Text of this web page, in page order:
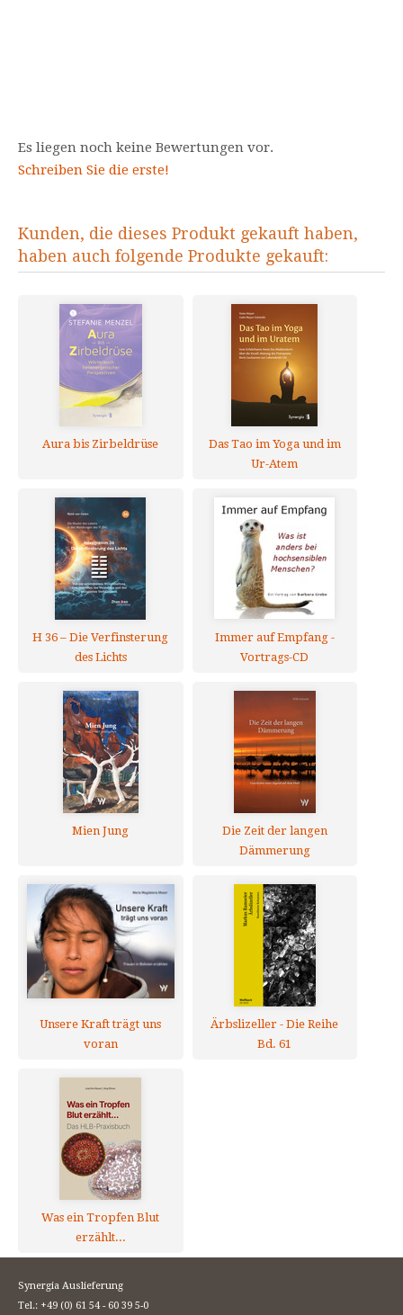
Es liegen noch keine Bewertungen vor.
Schreiben Sie die erste!
Kunden, die dieses Produkt gekauft haben,
haben auch folgende Produkte gekauft:
Aura bis Zirbeldrüse
Das Tao im Yoga und im
Ur-Atem
H 36 – Die Verfinsterung
des Lichts
Immer auf Empfang -
Vortrags-CD
Mien Jung
Die Zeit der langen
Dämmerung
Unsere Kraft trägt uns
voran
Ärbslizeller - Die Reihe
Bd. 61
Was ein Tropfen Blut
erzählt...
Synergia Auslieferung
Tel.: +49 (0) 61 54 - 60 39 5-0